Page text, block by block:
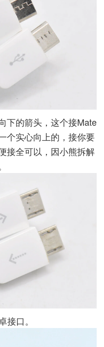
下的箭头，这个接Mate
个实心向上的，接你要
接全可以，因小熊拆解
口。